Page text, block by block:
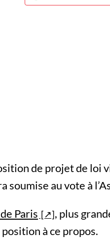
de projet de loi
soumise au vote à
Paris
, plus
position à ce propos.